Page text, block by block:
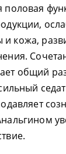
половая
кожа,
общий